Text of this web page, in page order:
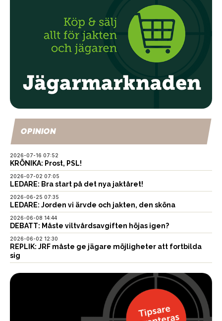
OPINION
2026-07-16 07:52
KRÖNIKA: Prost, PSL!
2026-07-02 07:05
LEDARE: Bra start på det nya jaktåret!
2026-06-25 07:35
LEDARE: Jorden vi ärvde och jakten, den sköna
2026-06-08 14:44
DEBATT: Måste viltvårdsavgiften höjas igen?
2026-06-02 12:30
REPLIK: JRF måste ge jägare möjligheter att fortbilda
sig